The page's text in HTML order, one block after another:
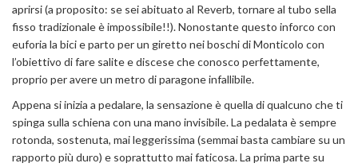
aprirsi (a proposito: se sei abituato al Reverb, tornare al tubo sella
fisso tradizionale è impossibile!!). Nonostante questo inforco con
euforia la bici e parto per un giretto nei boschi di Monticolo con
l’obiettivo di fare salite e discese che conosco perfettamente,
proprio per avere un metro di paragone infallibile.
Appena si inizia a pedalare, la sensazione è quella di qualcuno che ti
spinga sulla schiena con una mano invisibile. La pedalata è sempre
rotonda, sostenuta, mai leggerissima (semmai basta cambiare su un
rapporto più duro) e soprattutto mai faticosa. La prima parte su